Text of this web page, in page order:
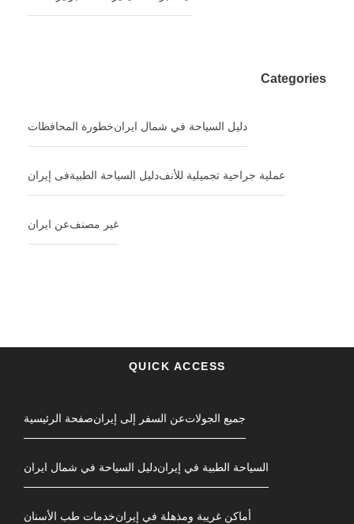
Categories
خطورة المحافظاتدليل السياحة في شمال ایران
دلیل السیاحة الطبیةفی إیرانعملية جراحية تجميلية للأنف
عن ایرانغير مصنف
QUICK ACCESS
صفحة الرئیسیةعن السفر إلى إيرانجمیع الجولات
دليل السياحة في شمال ایرانالسياحة الطبية في إيران
خدمات طب الأسنانأماكن غريبة ومذهلة في إيران